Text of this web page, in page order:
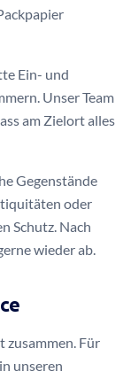
Ein- und
Unser Team
am Zielort alles
Gegenstände
oder
Schutz. Nach
wieder ab.
zusammen. Für
unseren